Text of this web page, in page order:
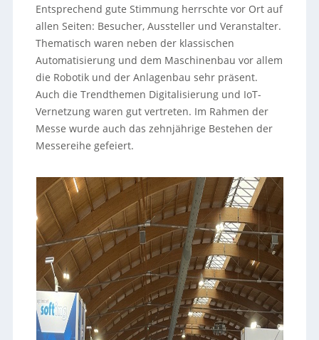
Entsprechend gute Stimmung herrschte vor Ort auf
allen Seiten: Besucher, Aussteller und Veranstalter.
Thematisch waren neben der klassischen
Automatisierung und dem Maschinenbau vor allem
die Robotik und der Anlagenbau sehr präsent.
Auch die Trendthemen Digitalisierung und IoT-
Vernetzung waren gut vertreten. Im Rahmen der
Messe wurde auch das zehnjährige Bestehen der
Messereihe gefeiert.